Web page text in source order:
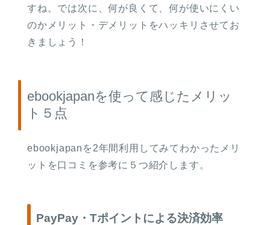
すね。では次に、何が良くて、何が使いにくい
のかメリット・デメリットをハッキリさせてお
きましょう！
ebookjapanを使って感じたメリッ
ト５点
ebookjapanを2年間利用してみてわかったメリ
ットを口コミを参考に５つ紹介します。
PayPay・Tポイントによる決済効率